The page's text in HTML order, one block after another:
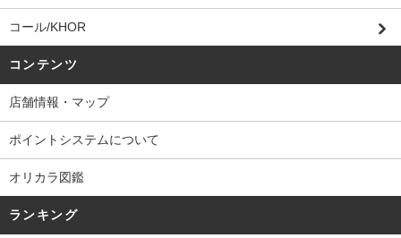
コール/KHOR
コンテンツ
店舗情報・マップ
ポイントシステムについて
オリカラ図鑑
ランキング